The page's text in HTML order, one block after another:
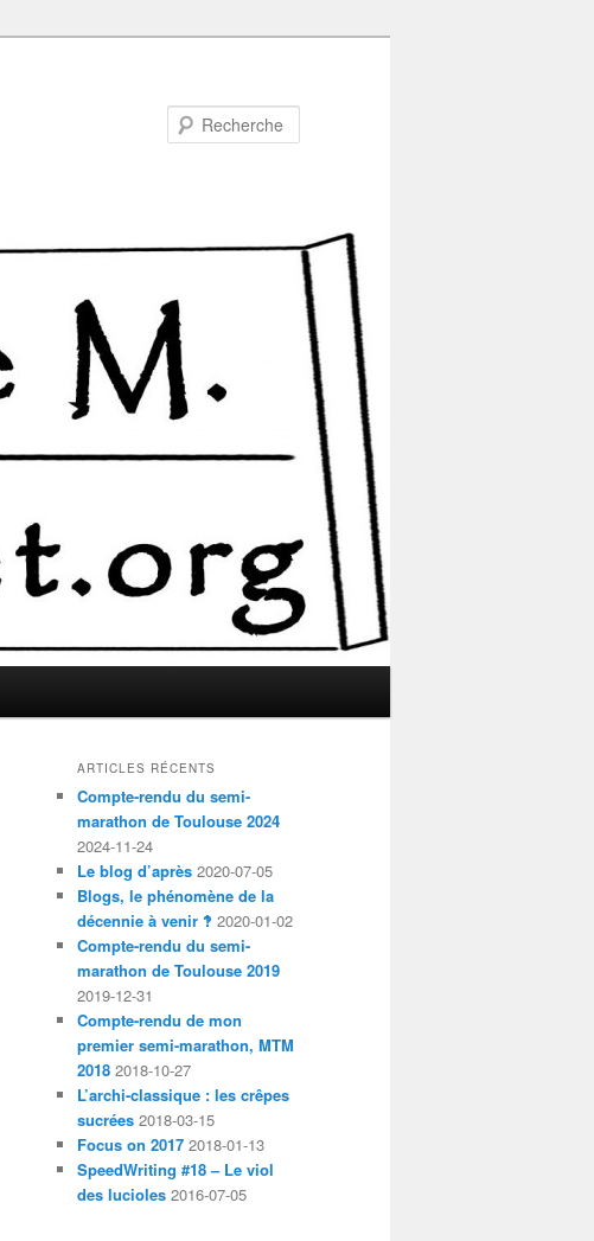
ARTICLES RÉCENTS
Compte-rendu du semi-
marathon de Toulouse 2024
2024-11-24
Le blog d’après 2020-07-05
Blogs, le phénomène de la
décennie à venir ‽ 2020-01-02
Compte-rendu du semi-
marathon de Toulouse 2019
2019-12-31
Compte-rendu de mon
premier semi-marathon, MTM
2018 2018-10-27
L’archi-classique : les crêpes
sucrées 2018-03-15
Focus on 2017 2018-01-13
SpeedWriting #18 – Le viol
des lucioles 2016-07-05